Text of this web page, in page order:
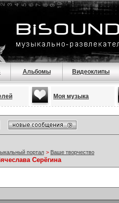
Альбомы Видеоклипы
Моя музыка
портал > Ваше творчество
Серёгина